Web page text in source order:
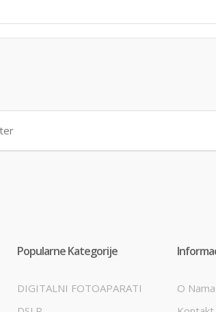
Popularne Kategorije
DIGITALNI FOTOAPARATI
O Nama